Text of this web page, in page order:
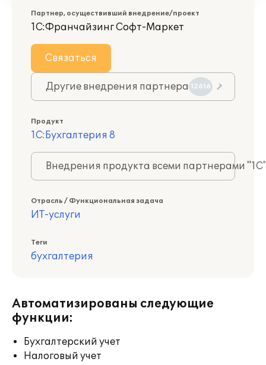
Партнер, осуществивший внедрение/проект
1С:Франчайзинг Софт-Маркет
Связаться
Другие внедрения партнера 12616
Продукт
1С:Бухгалтерия 8
Внедрения продукта всеми партнерами
Отрасль / Функциональная задача
ИТ-услуги
Теги
бухгалтерия
Автоматизированы следующие
функции:
Бухгалтерский учет
Налоговый учет